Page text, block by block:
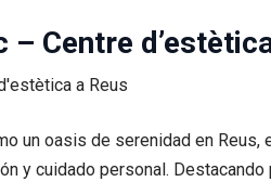
– Centre
un oasis de serenidad en
y cuidado personal.